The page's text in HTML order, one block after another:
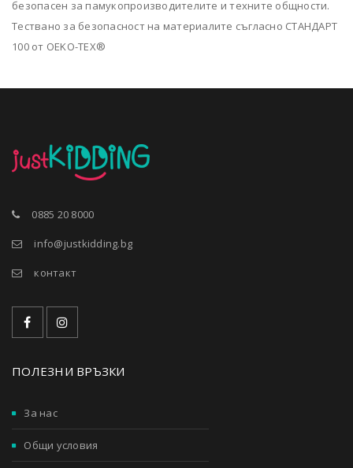
безопасен за памукопроизводителите и техните общности.
Тествано за безопасност на материалите съгласно СТАНДАРТ
100 от OEKO-TEX®
0885 20 8000
info@justkidding.bg
контакт
ПОЛЕЗНИ ВРЪЗКИ
За нас
Общи условия